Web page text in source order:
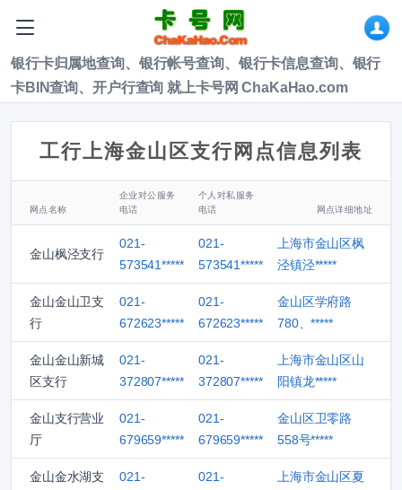
银行卡归属地查询、银行帐号查询、银行卡信息查询、银行
卡BIN查询、开户行查询 就上卡号网 ChaKaHao.com
工行上海金山区支行网点信息列表
网点名称
企业对公服务
电话
个人对私服务
电话
网点详细地址
金山枫泾支行
021-
573541*****
021-
573541*****
上海市金山区枫
泾镇泾*****
金山金山卫支
行
021-
672623*****
021-
672623*****
金山区学府路
780、*****
金山金山新城
区支行
021-
372807*****
021-
372807*****
上海市金山区山
阳镇龙*****
金山支行营业
厅
021-
679659*****
021-
679659*****
金山区卫零路
558号*****
金山金水湖支
021-
021-
上海市金山区夏